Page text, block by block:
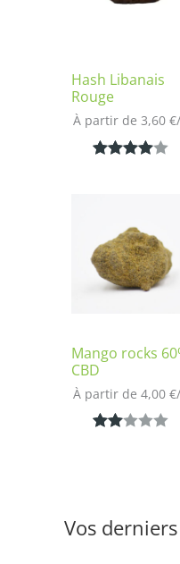
Hash Libanais
Rouge
À partir de 3,60€
sur
notation
client
Mango rocks
CBD
À partir de 4,00€/
bas
Vos